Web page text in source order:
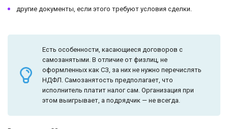
другие документы, если этого требуют условия сделки.
Есть особенности, касающиеся договоров с
самозанятыми. В отличие от физлиц, не
оформленных как СЗ, за них не нужно перечислять
НДФЛ. Самозанятость предполагает, что
исполнитель платит налог сам. Организация при
этом выигрывает, а подрядчик — не всегда.